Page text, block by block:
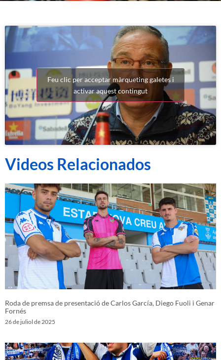
Feu clic per acceptar màrqueting galetes i
activar aquest contingut
Videos Relacionados
Roda de premsa de presentació de Carlos García, Diego Fuoli i Genar
Fornés
26 de juliol de 2025